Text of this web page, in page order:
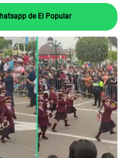
de El Popular